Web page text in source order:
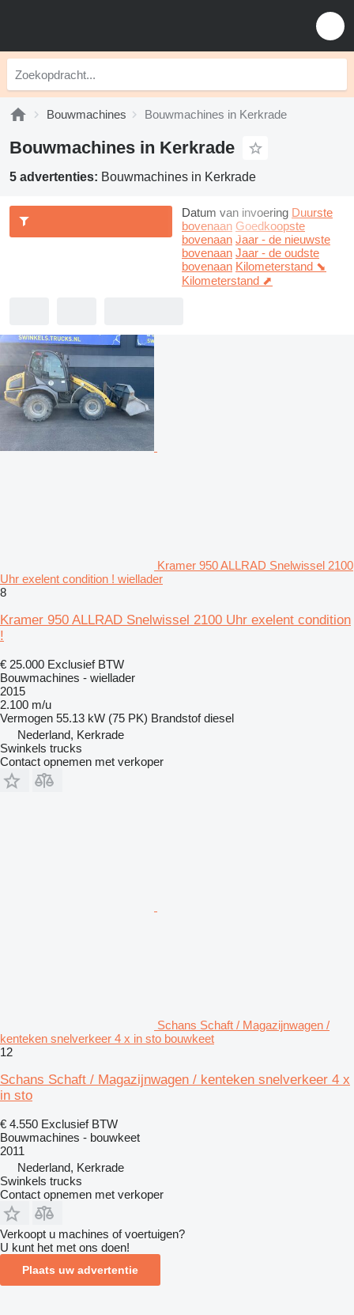
Bouwmachines Bouwmachines in Kerkrade
Bouwmachines in Kerkrade
5 advertenties: Bouwmachines in Kerkrade
Datum van invoering Duurste
bovenaan Goedkoopste
bovenaan Jaar - de nieuwste
bovenaan Jaar - de oudste
bovenaan Kilometerstand ⬊
Kilometerstand ⬈
Kramer 950 ALLRAD Snelwissel 2100
Uhr exelent condition ! wiellader
8
Kramer 950 ALLRAD Snelwissel 2100 Uhr exelent condition
!
€ 25.000 Exclusief BTW
Bouwmachines - wiellader
2015
2.100 m/u
Vermogen 55.13 kW (75 PK) Brandstof diesel
Nederland, Kerkrade
Swinkels trucks
Contact opnemen met verkoper
Schans Schaft / Magazijnwagen /
kenteken snelverkeer 4 x in sto bouwkeet
12
Schans Schaft / Magazijnwagen / kenteken snelverkeer 4 x
in sto
€ 4.550 Exclusief BTW
Bouwmachines - bouwkeet
2011
Nederland, Kerkrade
Swinkels trucks
Contact opnemen met verkoper
Verkoopt u machines of voertuigen?
U kunt het met ons doen!
Plaats uw advertentie